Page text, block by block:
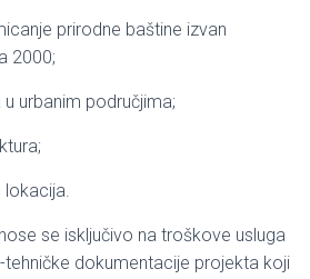
prirodne baštine izvan
2000;
urbanim područjima;
lokacija.
se isključivo na troškove usluga
dokumentacije projekta koji